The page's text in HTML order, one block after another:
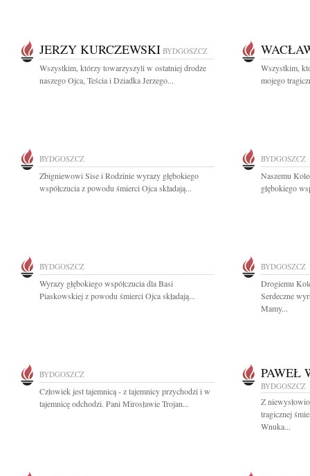
JERZY KURCZEWSKI BYDGOSZCZ
Wszystkim, którzy towarzyszyli w ostatniej drodze
naszego Ojca, Teścia i Dziadka Jerzego...
Wszystkim,
mojego
BYDGOSZCZ
Zbigniewowi Sise i Rodzinie wyrazy głębokiego
współczucia z powodu śmierci Ojca składają...
BYDGOSZCZ
Naszemu
głębokiego
BYDGOSZCZ
Wyrazy głębokiego współczucia dla Basi
Piaskowskiej z powodu śmierci Ojca składają...
BYDGOSZCZ
Drogiemu
Serdeczne
Mamy...
BYDGOSZCZ
Człowiek jest tajemnicą - z tajemnicy przychodzi i w
tajemnicę odchodzi. Pani Mirosławie Trojan...
PAWEŁ
BYDGOSZCZ
Z
tragicznej
Wnuka...